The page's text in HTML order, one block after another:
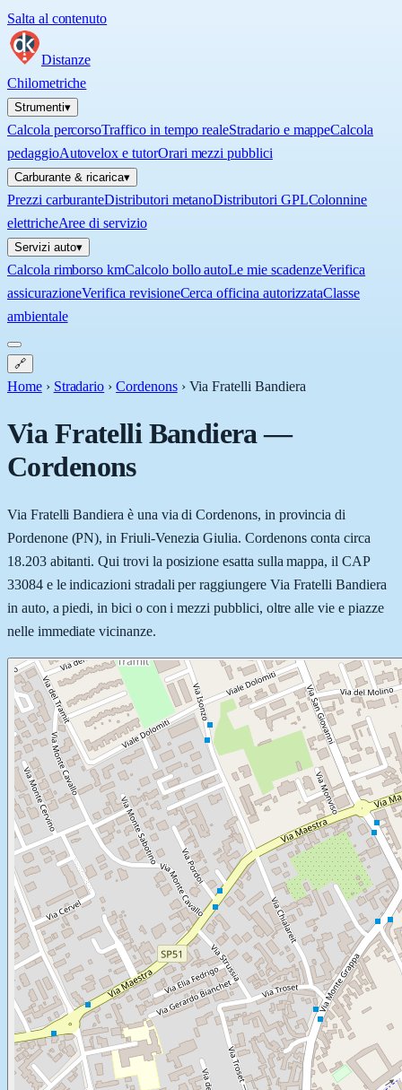
Salta al contenuto
Distanze
Chilometriche
Strumenti▾
Calcola percorsoTraffico in tempo realeStradario e mappeCalcola
pedaggioAutovelox e tutorOrari mezzi pubblici
Carburante & ricarica▾
Prezzi carburanteDistributori metanoDistributori GPLColonnine
elettricheAree di servizio
Servizi auto▾
Calcola rimborso kmCalcolo bollo autoLe mie scadenzeVerifica
assicurazioneVerifica revisioneCerca officina autorizzataClasse
ambientale
🔗
Home › Stradario › Cordenons › Via Fratelli Bandiera
Via Fratelli Bandiera—
Cordenons
Via Fratelli Bandiera è una via di Cordenons, in provincia di
Pordenone (PN), in Friuli-Venezia Giulia. Cordenons conta circa
18.203 abitanti. Qui trovi la posizione esatta sulla mappa, il CAP
33084 e le indicazioni stradali per raggiungere Via Fratelli Bandiera
in auto, a piedi, in bici o con i mezzi pubblici, oltre alle vie e piazze
nelle immediate vicinanze.